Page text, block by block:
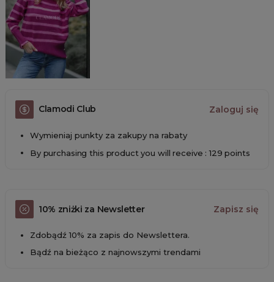
Clamodi Club Zaloguj się
Wymieniaj punkty za zakupy na rabaty
By purchasing this product you will receive : 129 points
10% zniżki za Newsletter Zapisz się
Zdobądź 10% za zapis do Newslettera.
Bądź na bieżąco z najnowszymi trendami